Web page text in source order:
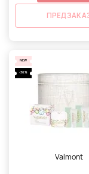
NEW
-30%
Valmont